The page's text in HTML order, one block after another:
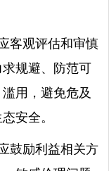
客观评估和审慎
规避、防范可
用，避免危及
安全。
鼓励利益相关方